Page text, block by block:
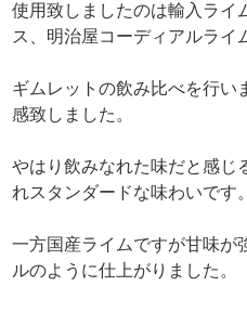
使用致しましたのは輸入ライ
ス、明治屋コーディアルライ
ギムレットの飲み比べを行い
感致しました。
やはり飲みなれた味だと感じ
れスタンダードな味わいです。
一方国産ライムですが甘味が
ルのように仕上がりました。